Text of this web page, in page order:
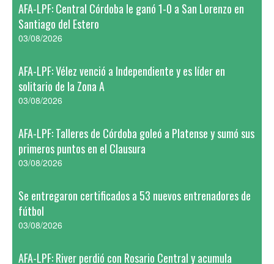
AFA-LPF: Central Córdoba le ganó 1-0 a San Lorenzo en
Santiago del Estero
03/08/2026
AFA-LPF: Vélez venció a Independiente y es líder en
solitario de la Zona A
03/08/2026
AFA-LPF: Talleres de Córdoba goleó a Platense y sumó sus
primeros puntos en el Clausura
03/08/2026
Se entregaron certificados a 53 nuevos entrenadores de
fútbol
03/08/2026
AFA-LPF: River perdió con Rosario Central y acumula